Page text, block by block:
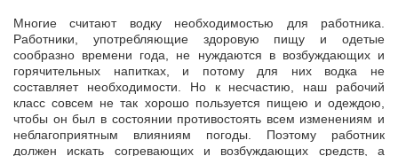
Многие считают водку необходимостью для работника.
Работники, употребляющие здоровую пищу и одетые
сообразно времени года, не нуждаются в возбуждающих и
горячительных напитках, и потому для них водка не
составляет необходимости. Но к несчастию, наш рабочий
класс совсем не так хорошо пользуется пищею и одеждою,
чтобы он был в состоянии противостоять всем изменениям и
неблагоприятным влияниям погоды. Поэтому работник
должен искать согревающих и возбуждающих средств, а